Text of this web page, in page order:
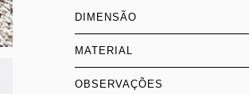
DIMENSÃO
MATERIAL
OBSERVAÇÕES